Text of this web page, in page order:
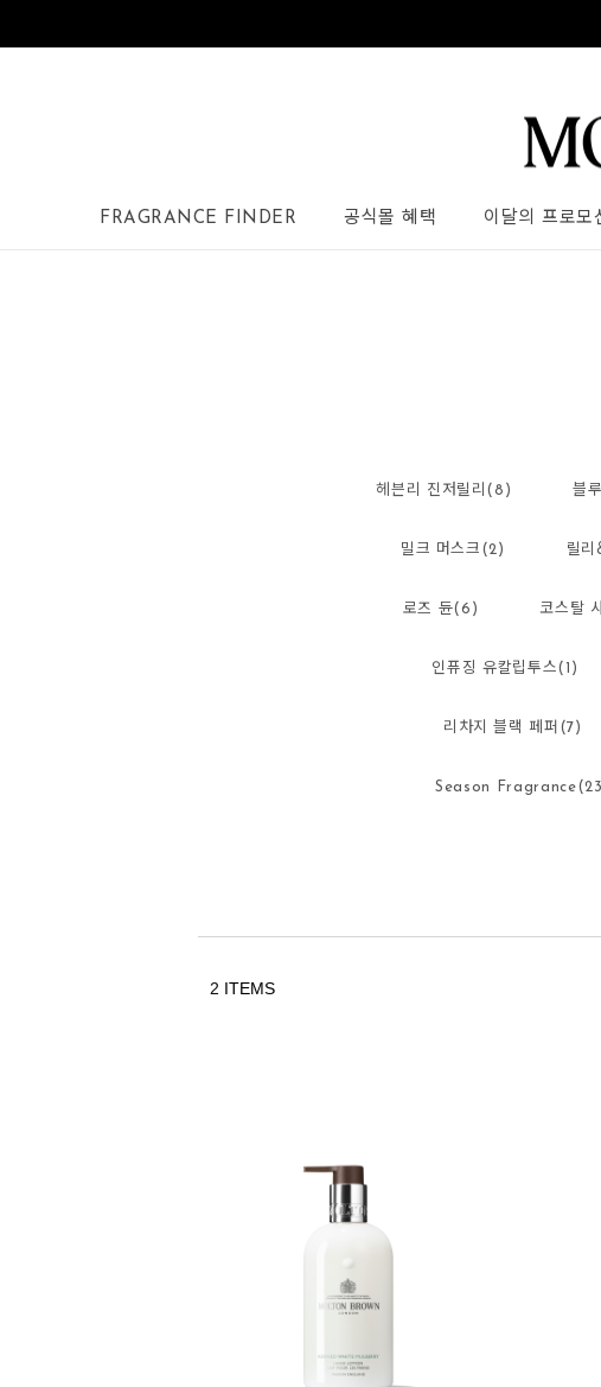
FRAGRANCE FINDER 공식몰 혜택 이달의 프로모
헤븐리 진저릴리(8) 블
밀크 머스크(2) 릴리
로즈 듄(6) 코스탈
인퓨징 유칼립투스(1)
리차지 블랙 페퍼(7)
Season
2 ITEMS